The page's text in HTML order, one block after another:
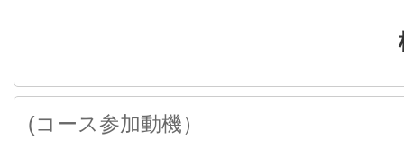
(コース参加動機）